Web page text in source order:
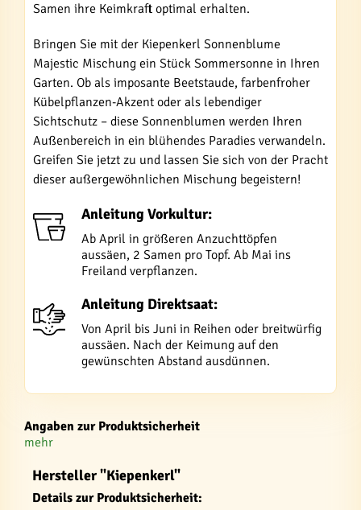
Samen ihre Keimkraft optimal erhalten.
Bringen Sie mit der Kiepenkerl Sonnenblume
Majestic Mischung ein Stück Sommersonne in Ihren
Garten. Ob als imposante Beetstaude, farbenfroher
Kübelpflanzen-Akzent oder als lebendiger
Sichtschutz – diese Sonnenblumen werden Ihren
Außenbereich in ein blühendes Paradies verwandeln.
Greifen Sie jetzt zu und lassen Sie sich von der Pracht
dieser außergewöhnlichen Mischung begeistern!
Anleitung Vorkultur:
Ab April in größeren Anzuchttöpfen
aussäen, 2 Samen pro Topf. Ab Mai ins
Freiland verpflanzen.
Anleitung Direktsaat:
Von April bis Juni in Reihen oder breitwürfig
aussäen. Nach der Keimung auf den
gewünschten Abstand ausdünnen.
Angaben zur Produktsicherheit
mehr
Hersteller "Kiepenkerl"
Details zur Produktsicherheit: